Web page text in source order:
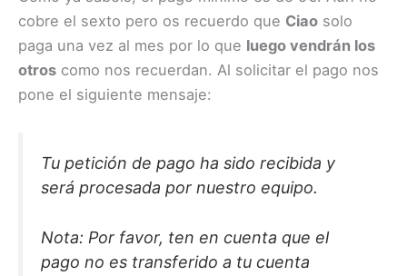
cobre el sexto pero os recuerdo que Ciao solo
paga una vez al mes por lo que luego vendrán los
otros como nos recuerdan. Al solicitar el pago nos
pone el siguiente mensaje:
Tu petición de pago ha sido recibida y
será procesada por nuestro equipo.
Nota: Por favor, ten en cuenta que el
pago no es transferido a tu cuenta